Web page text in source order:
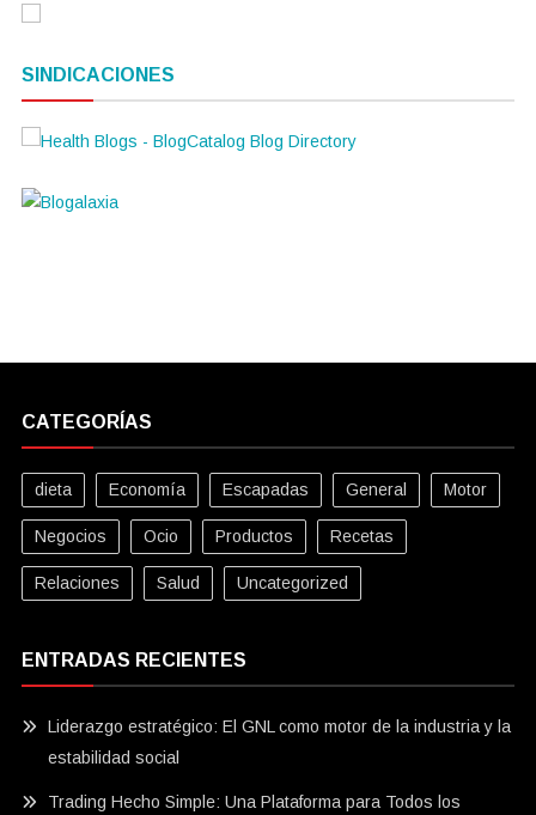
SINDICACIONES
CATEGORÍAS
dieta Economía Escapadas General Motor
Negocios Ocio Productos Recetas
Relaciones Salud Uncategorized
ENTRADAS RECIENTES
Liderazgo estratégico: El GNL como motor de la industria y la
estabilidad social
Trading Hecho Simple: Una Plataforma para Todos los